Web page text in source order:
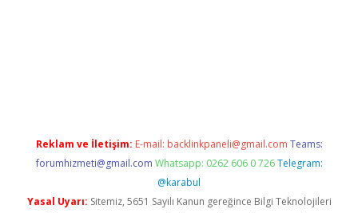
Reklam ve İletişim: E-mail: backlinkpaneli@gmail.com Teams:
forumhizmeti@gmail.com Whatsapp: 0262 606 0 726 Telegram:
@karabul
Yasal Uyarı: Sitemiz, 5651 Sayılı Kanun gereğince Bilgi Teknolojileri